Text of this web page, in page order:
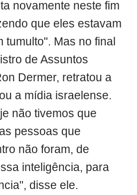
novamente neste fim
que eles estavam
tumulto". Mas no final
de Assuntos
Dermer, retratou a
a mídia israelense.
não tivemos que
pessoas que
não foram, de
inteligência, para
disse ele.